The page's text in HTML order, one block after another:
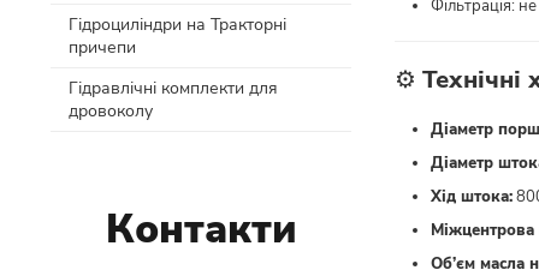
Фільтрація:
⚙️
Діаметр
Діаметр
Хід штока:
Міжцентрова
Об’єм масла
Гідроциліндри на Тракторні
причепи
Гідравлічні комплекти для
дровоколу
Контакти